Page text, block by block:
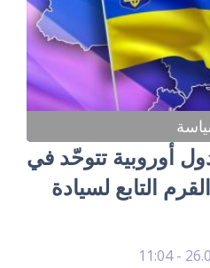
أوروبية تتوحّد في
التابع لسيادة